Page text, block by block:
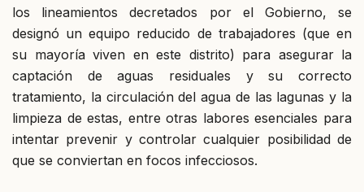
los lineamientos decretados por el Gobierno, se
designó un equipo reducido de trabajadores (que en
su mayoría viven en este distrito) para asegurar la
captación de aguas residuales y su correcto
tratamiento, la circulación del agua de las lagunas y la
limpieza de estas, entre otras labores esenciales para
intentar prevenir y controlar cualquier posibilidad de
que se conviertan en focos infecciosos.